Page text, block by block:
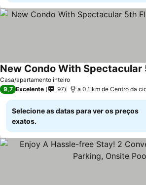
Casa/apartamento inteiro
9,7 Excelente 97 a 0.1 km de Centro da
Selecione as datas para ver os preços
exatos.